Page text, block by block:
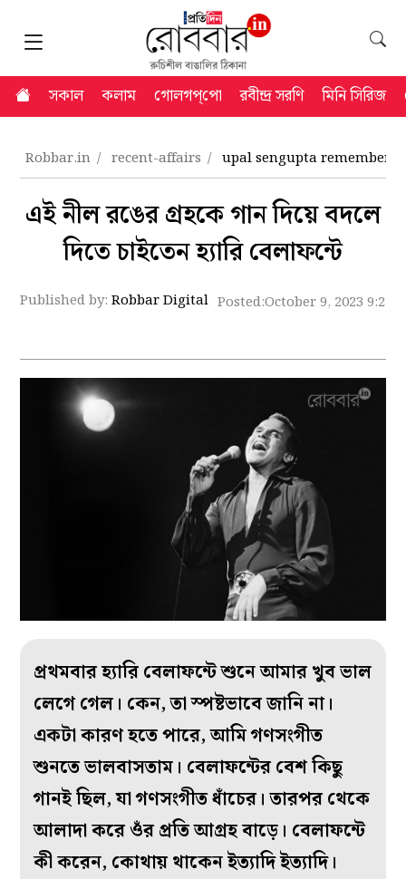
সকাল কলাম গোলগপ্‌পো রবীন্দ্র সরণি মিনি সিরিজ
Robbar.in recent-affairs upal sengupta
এই নীল রঙের গ্রহকে গান দিয়ে বদলে
দিতে চাইতেন হ্যারি বেলাফন্টে
Published by:Robbar Digital Posted:October 9, 2023 9:21
প্রথমবার হ‌্যারি বেলাফন্টে শুনে আমার খুব ভাল
লেগে গেল। কেন, তা স্পষ্টভাবে জানি না।
একটা কারণ হতে পারে, আমি গণসংগীত
শুনতে ভালবাসতাম। বেলাফন্টের বেশ কিছু
গানই ছিল, যা গণসংগীত ধাঁচের। তারপর থেকে
আলাদা করে ওঁর প্রতি আগ্রহ বাড়ে। বেলাফন্টে
কী করেন, কোথায় থাকেন ইত‌্যাদি ইত‌্যাদি।